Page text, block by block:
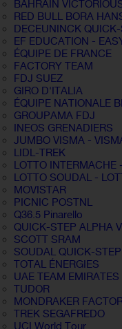
BAHRAIN
RED BULL BORA
DECEUNINCK
EF EDUCATION -
ÉQUIPE DE FRANCE
FACTORY TEAM
FDJ SUEZ
GIRO D'ITALIA
ÉQUIPE NATIONALE
GROUPAMA FDJ
INEOS GRENADIERS
JUMBO VISMA -
LIDL-TREK
LOTTO INTERMACHE
LOTTO SOUDAL -
MOVISTAR
PICNIC POSTNL
Q36.5 Pinarello
QUICK-STEP ALPHA
SCOTT SRAM
SOUDAL QUICK-STEP
TOTAL ÉNERGIES
UAE TEAM EMIRATES
TUDOR
MONDRAKER
TREK SEGAFREDO
UCI World Tour